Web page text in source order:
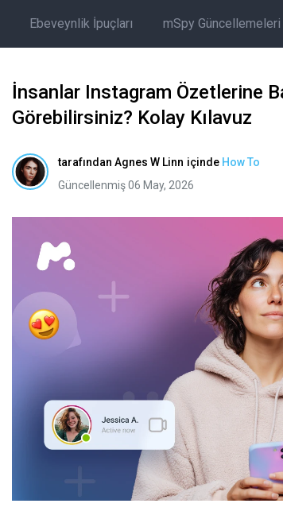
Ebeveynlik İpuçları mSpy Güncellemeleri
İnsanlar Instagram Özetlerine
Görebilirsiniz? Kolay Kılavuz
tarafından Agnes W Linn içinde How To
Güncellenmiş 06 May, 2026